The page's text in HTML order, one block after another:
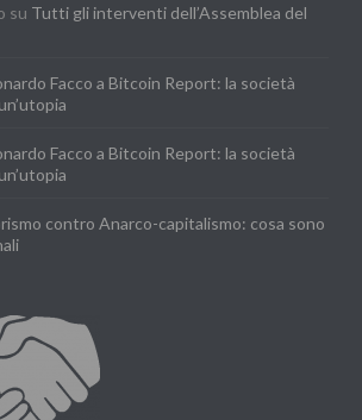
su Tutti gli interventi dell’Assemblea del
Facco a Bitcoin Report: la società
Facco a Bitcoin Report: la società
contro Anarco-capitalismo: cosa sono